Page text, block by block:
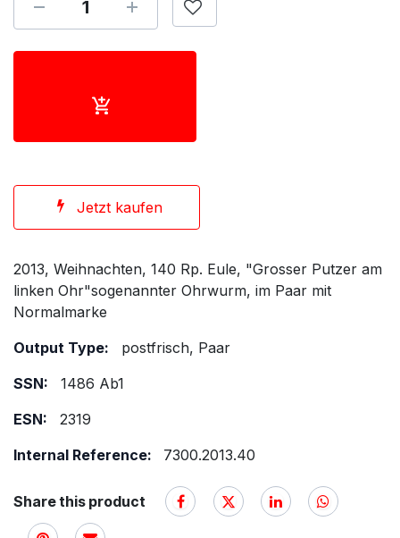
Jetzt kaufen
2013, Weihnachten, 140 Rp. Eule, "Grosser Putzer am
linken Ohr"sogenannter Ohrwurm, im Paar mit
Normalmarke
Output Type:
postfrisch, Paar
SSN:
1486 Ab1
ESN:
2319
Internal Reference:
7300.2013.40
Share this product